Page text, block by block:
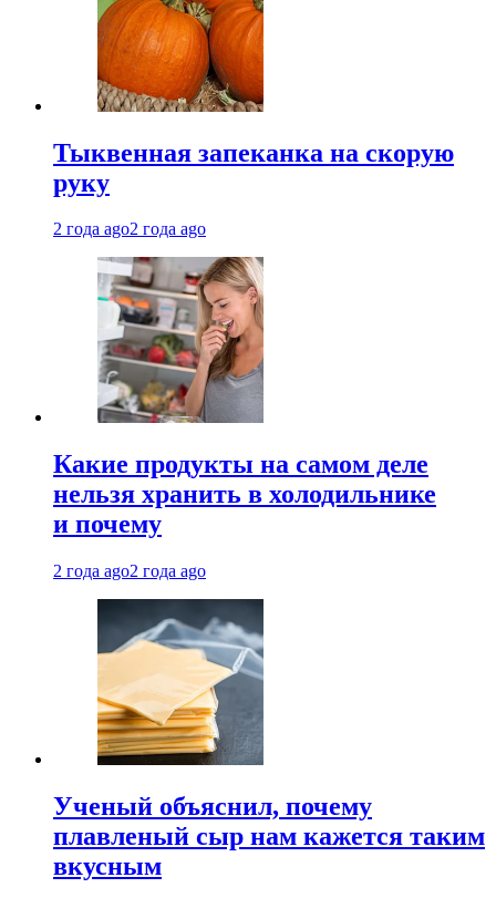
Тыквенная запеканка на скорую
руку
2 года ago2 года ago
Какие продукты на самом деле
нельзя хранить в холодильнике
и почему
2 года ago2 года ago
Ученый объяснил, почему
плавленый сыр нам кажется таким
вкусным